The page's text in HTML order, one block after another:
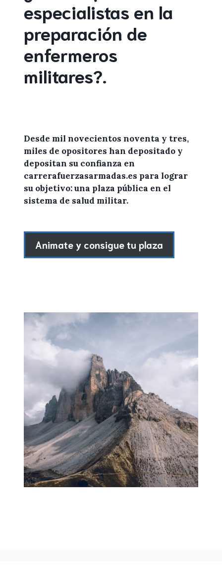
especialistas en la
preparación de
enfermeros
militares?.
Desde mil novecientos noventa y tres,
miles de opositores han depositado y
depositan su confianza en
carrerafuerzasarmadas.es para lograr
su objetivo: una plaza pública en el
sistema de salud militar.
Animate y consigue tu plaza